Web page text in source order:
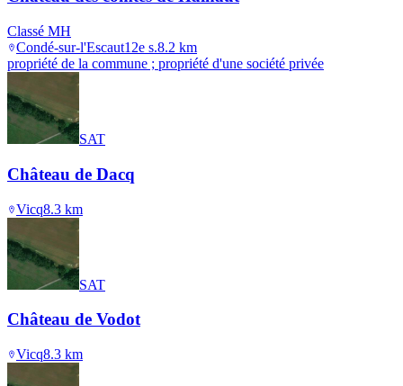
Classé MH
Condé-sur-l'Escaut12e s.8.2 km
propriété de la commune ; propriété d'une société privée
SAT
Château de Dacq
Vicq8.3 km
SAT
Château de Vodot
Vicq8.3 km